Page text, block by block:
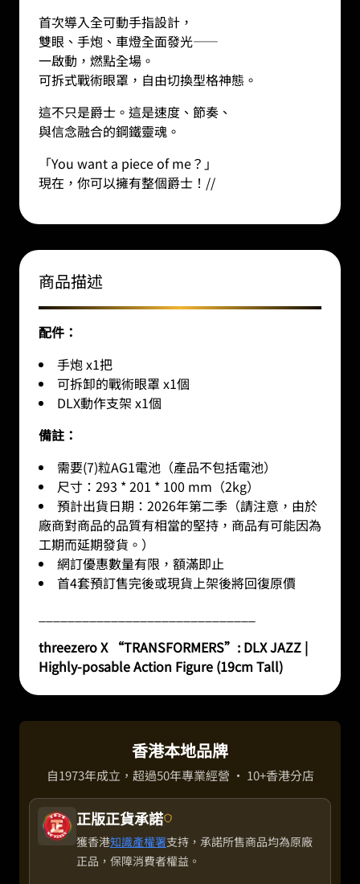
首次導入全可動手指設計，
雙眼、手炮、車燈全面發光——
一啟動，燃點全場。
可拆式戰術眼罩，自由切換型格神態。
這不只是爵士。這是速度、節奏、
與信念融合的鋼鐵靈魂。
「You want a piece of me？」
現在，你可以擁有整個爵士！ //
商品描述
配件：
手炮 x1把
可拆卸的戰術眼罩 x1個
DLX動作支架 x1個
備註：
需要(7)粒AG1電池（產品不包括電池）
尺寸：293 * 201 * 100 mm（2kg）
預計出貨日期：2026年第二季（請注意，由於
廠商對商品的品質有相當的堅持，商品有可能因為
工期而延期發貨。）
網訂優惠數量有限，額滿即止
首4套預訂售完後或現貨上架後將回復原價
threezero X “TRANSFORMERS”: DLX JAZZ |
Highly-posable Action Figure (19cm Tall)
香港本地品牌
自1973年成立，超過50年專業經營 · 10+香港分店
正版正貨承諾
獲香港知識產權署支持，承諾所售商品均為原廠
正品，保障消費者權益。